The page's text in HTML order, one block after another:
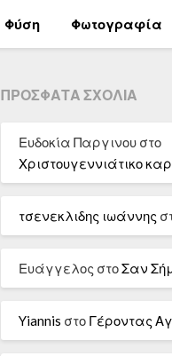
Φύση Φωτογραφία
ΠΡΌΣΦΑΤΑ ΣΧΌΛΙΑ
Ευδοκία Παργινουστο
Χριστουγεννιάτικο
τσενεκλιδης ιωάννης
Ευάγγελος στοΣαν
Yiannis στο Γέροντας